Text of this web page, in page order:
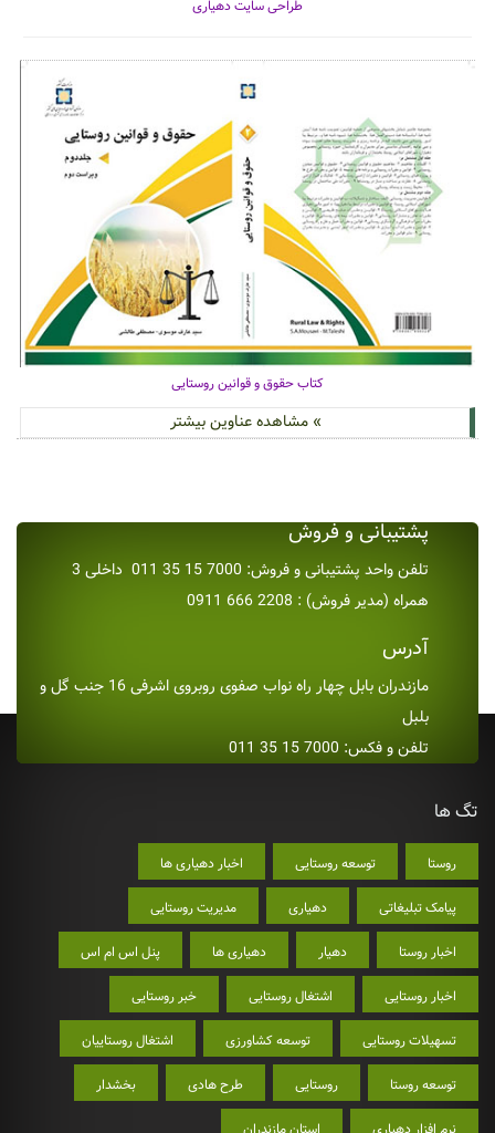
طراحی سایت دهیاری
کتاب حقوق و قوانین روستایی
» مشاهده عناوین بیشتر
پشتیبانی و فروش
تلفن واحد پشتیبانی و فروش: 7000 15 35 011 داخلی 3
همراه (مدیر فروش) : 2208 666 0911
آدرس
مازندران بابل چهار راه نواب صفوی روبروی اشرفی 16 جنب گل و
بلبل
تلفن و فکس: 7000 15 35 011
تگ ها
روستا توسعه روستایی اخبار دهیاری ها
پیامک تبلیغاتی دهیاری مدیریت روستایی
اخبار روستا دهیار دهیاری ها پنل اس ام اس
اخبار روستایی اشتغال روستایی خبر روستایی
تسهیلات روستایی توسعه کشاورزی اشتغال روستاییان
توسعه روستا روستایی طرح هادی بخشدار